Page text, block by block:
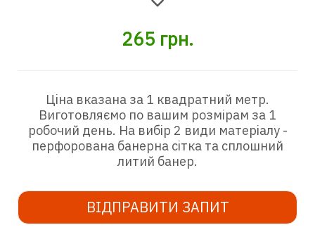
265 грн.
Ціна вказана за 1 квадратний метр.
Виготовляємо по вашим розмірам за 1
робочий день. На вибір 2 види матеріалу -
перфорована банерна сітка та сплошний
литий банер.
ВІДПРАВИТИ ЗАПИТ